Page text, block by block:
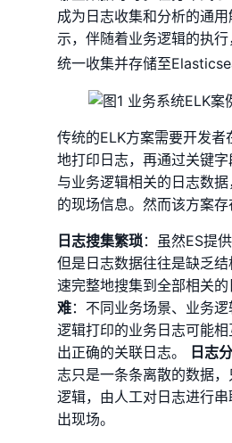
成为日志收集和分析的通
示，伴随着业务逻辑的执行
统一收集并存储至
传统的ELK方案需要开发
地打印日志，再通过关键
与业务逻辑相关的日志数
的现场信息。然而该方案存
日志搜集繁琐：虽然ES提
但是日志数据往往是缺乏
速完整地搜集到全部相关的
难：不同业务场景、业务
逻辑打印的业务日志可能
出正确的关联日志。
日志
志只是一条条离散的数据
逻辑，由人工对日志进行
出现场。